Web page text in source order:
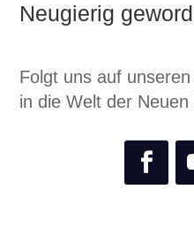
Neugierig
Folgt uns auf
in die Welt der Neuen